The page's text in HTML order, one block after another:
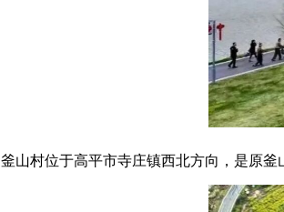
釜山村位于高平市寺庄镇西北方向，是原